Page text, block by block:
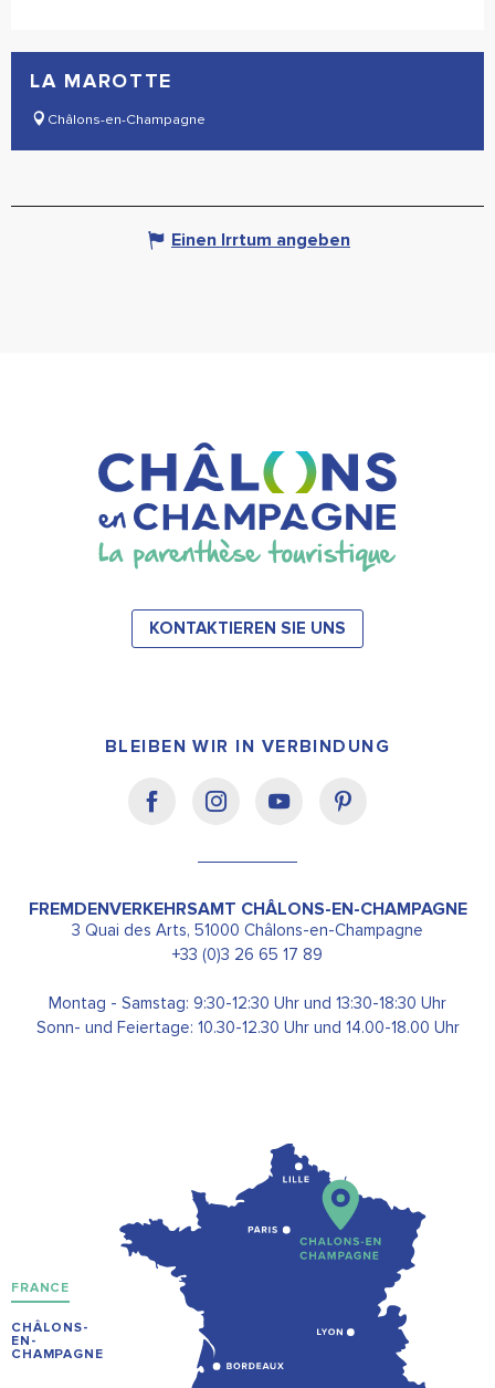
LA MAROTTE
Châlons-en-Champagne
Einen Irrtum angeben
KONTAKTIEREN SIE UNS
BLEIBEN WIR IN VERBINDUNG
FREMDENVERKEHRSAMT CHÂLONS-EN-CHAMPAGNE
3 Quai des Arts, 51000 Châlons-en-Champagne
+33 (0)3 26 65 17 89
Montag - Samstag: 9:30-12:30 Uhr und 13:30-18:30 Uhr
Sonn- und Feiertage: 10.30-12.30 Uhr und 14.00-18.00 Uhr
FRANCE
CHÂLONS-
EN-
CHAMPAGNE